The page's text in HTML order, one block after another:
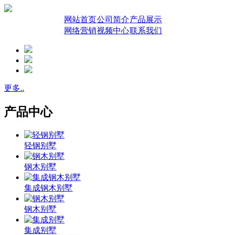
网站首页公司简介产品展示
网络营销视频中心联系我们
更多..
产品中心
轻钢别墅
钢木别墅
集成钢木别墅
钢木别墅
集成别墅